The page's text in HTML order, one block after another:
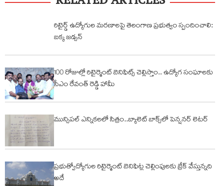
రిటైర్డ్ ఉద్యోగుల మరణాలపై తెలంగాణ ప్రభుత్వం స్పందించాలి:
బక్క జడ్సన్
100 రోజుల్లో రిటైర్మెంట్ బెనిఫిట్స్ చెల్లిస్తాం.. ఉద్యోగ సంఘాలకు
సీఎం రేవంత్ రెడ్డి హామీ
మున్సిపల్ ఎన్నికలలో సిత్రం..బ్యాలెట్ బాక్స్‌లో పెన్షనర్ లెటర్
ప్రభుత్వోద్యోగుల రిటైర్మెంట్‌ బెనిఫిట్ల చెల్లింపులకు బ్రేక్ వేస్తున్నది
అదే